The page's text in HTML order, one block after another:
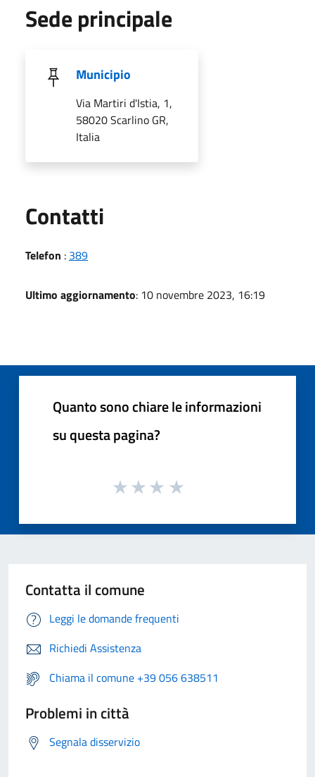
Sede principale
Municipio
Via Martiri d'Istia, 1,
58020 Scarlino GR,
Italia
Contatti
Telefon : 389
Ultimo aggiornamento: 10 novembre 2023, 16:19
Quanto sono chiare le informazioni
su questa pagina?
Contatta il comune
Leggi le domande frequenti
Richiedi Assistenza
Chiama il comune +39 056 638511
Problemi in città
Segnala disservizio